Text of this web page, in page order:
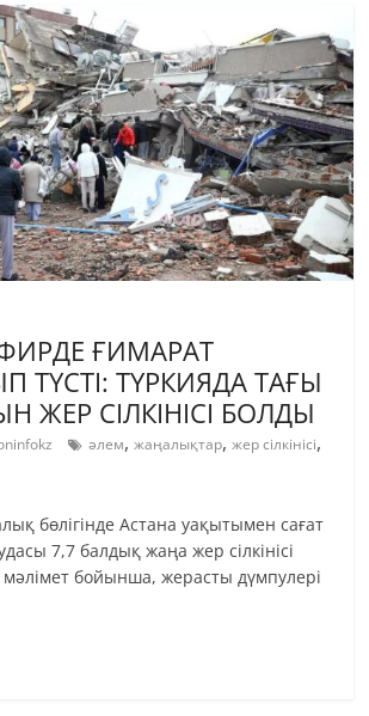
ҒИМАРАТ
ТҮСТІ: ТҮРКИЯДА ТАҒЫ
ЖЕР СІЛКІНІСІ БОЛДЫ
әлем,жаңалықтар,жер сілкінісі,
бөлігінде Астана уақытымен сағат
7,7 балдық жаңа жер сілкінісі
мәлімет бойынша, жерасты дүмпулері